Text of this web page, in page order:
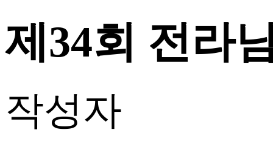
제34회 전라
작성자